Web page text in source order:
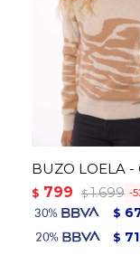
BUZO LOELA -
$ 799 $ 1.699
$
$